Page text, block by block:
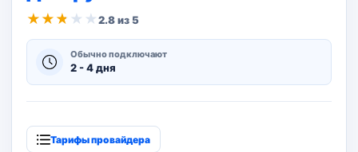
★ ★ ★ ★ ★2.8 из 5
Обычно подключают
2 - 4 дня
Тарифы провайдера